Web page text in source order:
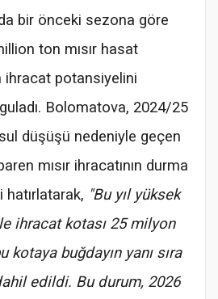
bir önceki sezona göre
ton mısır hasat
ihracat potansiyelini
Bolomatova, 2024/25
düşüşü nedeniyle geçen
mısır ihracatının durma
hatırlatarak, "Bu yıl yüksek
ihracat kotası 25 milyon
kotaya buğdayın yanı sıra
edildi. Bu durum, 2026